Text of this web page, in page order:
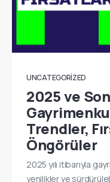
UNCATEGORIZED
2025 ve
Trendler,
Öngörüler
2025 yılı itibarıyla
yenilikler ve